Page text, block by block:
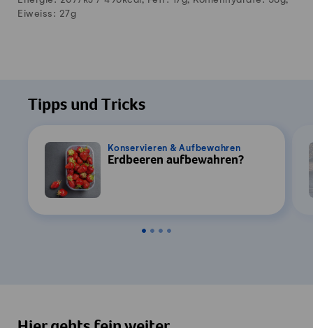
Eiweiss: 27g
Tipps und Tricks
Konservieren & Aufbewahren
Erdbeeren aufbewahren?